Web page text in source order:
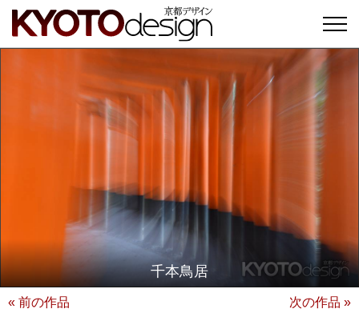
千本鳥居
« 前の作品 次の作品 »